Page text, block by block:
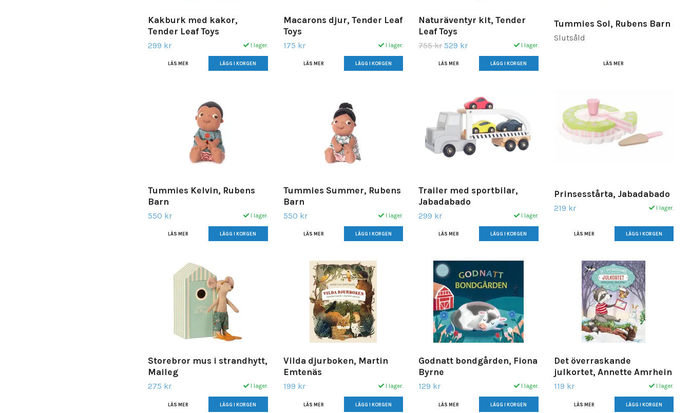
Kakburk med kakor,
Tender Leaf Toys
299 kr I lager.
LÄS MER
Macarons djur, Tender Leaf
Toys
175 kr I lager.
LÄS MER
Naturäventyr kit, Tender
Leaf Toys
755 kr 529 kr I lager.
LÄS MER
Tummies Sol, Rubens Barn
Slutsåld
LÄS MER
Tummies Kelvin, Rubens
Barn
550 kr I lager.
LÄS MER
Tummies Summer, Rubens
Barn
550 kr I lager.
LÄS MER
Trailer med sportbilar,
Jabadabado
299 kr I lager.
LÄS MER
Prinsesstårta, Jabadabado
219 kr I lager.
LÄS MER
Storebror mus i strandhytt,
Maileg
275 kr I lager.
LÄS MER
Vilda djurboken, Martin
Emtenäs
199 kr I lager.
LÄS MER
Godnatt bondgården, Fiona
Byrne
129 kr I lager.
LÄS MER
Det överraskande
julkortet, Annette Amrhein
119 kr I lager.
LÄS MER